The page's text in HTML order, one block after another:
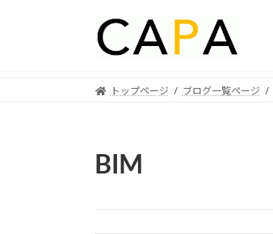
トップページ ブログ一覧ページ
BIM